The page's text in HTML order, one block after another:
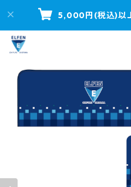
5,000円(税込)以